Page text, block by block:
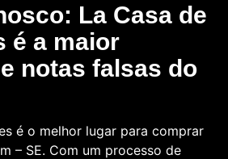
La Casa de
é a maior
notas falsas do
é o melhor lugar para comprar
– SE. Com um processo de